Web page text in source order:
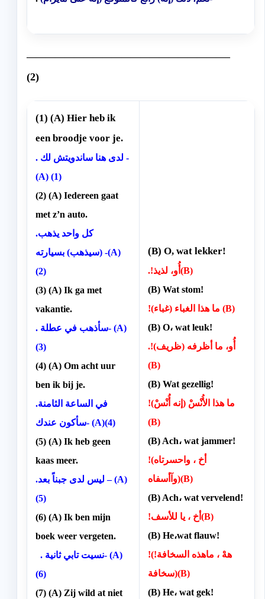
—————————————————————–
(2)
(1) (A) Hier heb ik
een broodje voor je.
. لدى هنا ساندويتش لك -
(A) (1)
(2) (A) Iedereen gaat
met z’n auto.
.كل واحد يذهب
(سيذهب) بسيارته -(A)
(2)
(3) (A) Ik ga met
vakantie.
. سأذهب في عطلة- (A)
(3)
(4) (A) Om acht uur
ben ik bij je.
.في الساعة الثامنة
سأكون عندك- (A)(4)
(5) (A) Ik heb geen
kaas meer.
.ليس لدى جبناً بعد – (A)
(5)
(6) (A) Ik ben mijn
boek weer vergeten.
. نسيت تابي ثانية- (A)
(6)
(7) (A) Zij wild at niet
(B) O, wat lekker!
.!أُو، لذيذ(B)
(B) Wat stom!
!(ما هذا الغباء (غباء (B)
(B) O، wat leuk!
.!(أُو، ما أظرفه (ظريف
(B)
(B) Wat gezellig!
!(ما هذا الأُنْسْ (إنه أُنْسْ
(B)
(B) Ach، wat jammer!
!(أخ ، واحسرتاه
(وآأسفاه(B)
(B) Ach، wat vervelend!
!أخ ، يا للأسف(B)
(B) He،wat flauw!
!(ههْ ، ماهذه السخافة!
(سخافة(B)
(B) He، wat gek!